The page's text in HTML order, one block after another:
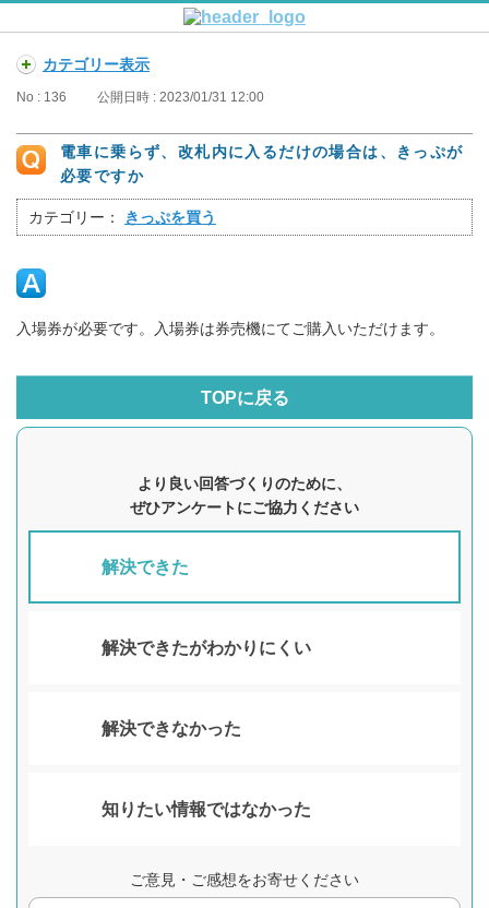
カテゴリー表示
No : 136 公開日時 : 2023/01/31 12:00
電車に乗らず、改札内に入るだけの場合は、きっぷが
必要ですか
カテゴリー： きっぷを買う
入場券が必要です。入場券は券売機にてご購入いただけます。
TOPに戻る
より良い回答づくりのために、
ぜひアンケートにご協力ください
解決できた
解決できたがわかりにくい
解決できなかった
知りたい情報ではなかった
ご意見・ご感想をお寄せください